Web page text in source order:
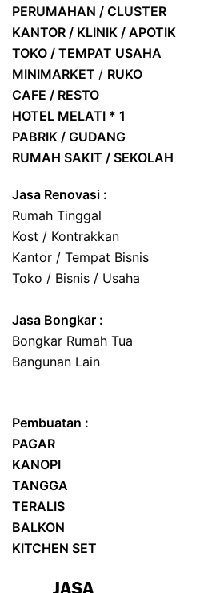
PERUMAHAN / CLUSTER
KANTOR / KLINIK / APOTIK
TOKO / TEMPAT USAHA
MINIMARKET / RUKO
CAFE / RESTO
HOTEL MELATI * 1
PABRIK / GUDANG
RUMAH SAKIT / SEKOLAH
Jasa Renovasi :
Rumah Tinggal
Kost / Kontrakkan
Kantor / Tempat Bisnis
Toko / Bisnis / Usaha
Jasa Bongkar :
Bongkar Rumah Tua
Bangunan Lain
Pembuatan :
PAGAR
KANOPI
TANGGA
TERALIS
BALKON
KITCHEN SET